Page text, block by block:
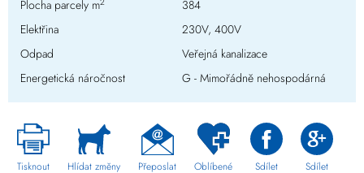
Plocha parcely m
384
Elektřina
230V, 400V
Odpad
Veřejná kanalizace
Energetická náročnost
G - Mimořádně nehospodárná
Tisknout Hlídat změny Přeposlat Oblíbené Sdílet Sdílet